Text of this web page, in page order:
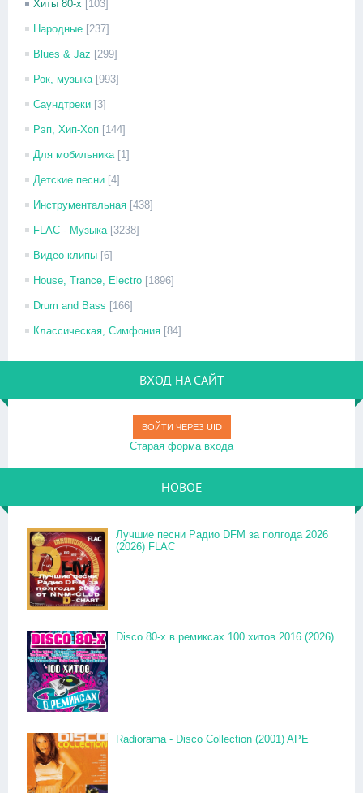
Хиты 80-х [103]
Народные [237]
Blues & Jaz [299]
Рок, музыка [993]
Саундтреки [3]
Рэп, Хип-Хоп [144]
Для мобильника [1]
Детские песни [4]
Инструментальная [438]
FLAC - Музыка [3238]
Видео клипы [6]
House, Trance, Electro [1896]
Drum and Bass [166]
Классическая, Симфония [84]
ВХОД НА САЙТ
ВОЙТИ ЧЕРЕЗ UID
Старая форма входа
НОВОЕ
Лучшие песни Радио DFM за полгода 2026
(2026) FLAC
Disco 80-x в ремиксах 100 хитов 2016 (2026)
Radiorama - Disco Collection (2001) APE